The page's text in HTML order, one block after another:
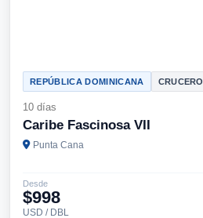
REPÚBLICA DOMINICANA CRUCERO
10 días
Caribe Fascinosa VII
Punta Cana
Desde
$998
USD / DBL